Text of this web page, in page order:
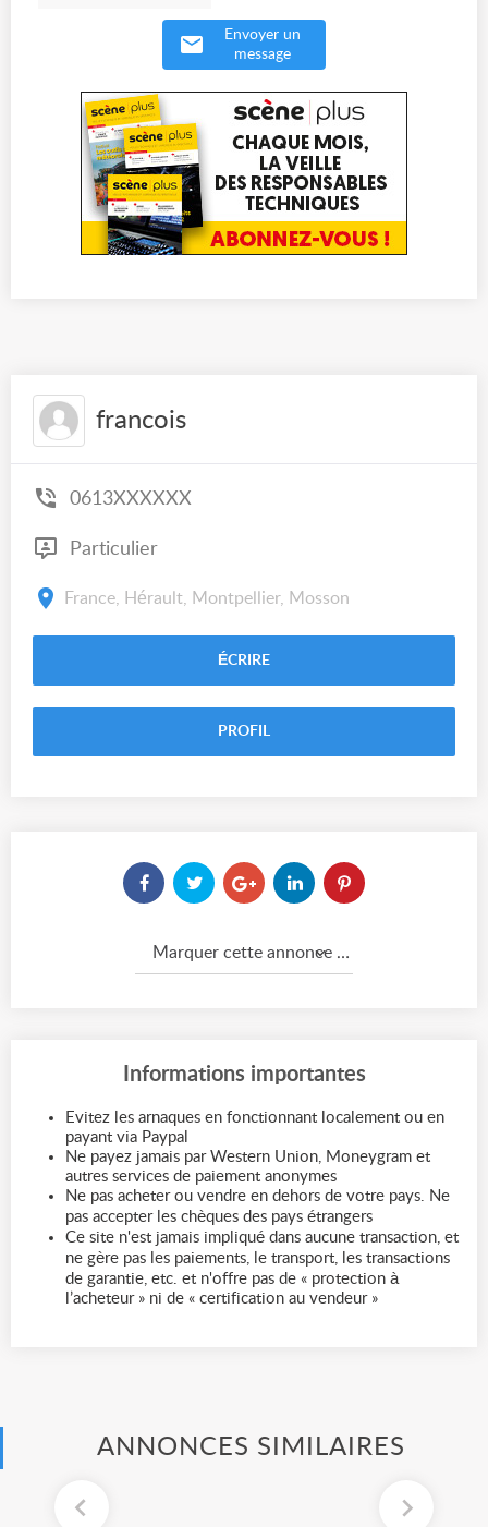
Envoyer un
message
francois
0613XXXXXX
Particulier
France, Hérault, Montpellier, Mosson
ÉCRIRE
PROFIL
Marquer cette annonce comme...
Informations importantes
Evitez les arnaques en fonctionnant localement ou en
payant via Paypal
Ne payez jamais par Western Union, Moneygram et
autres services de paiement anonymes
Ne pas acheter ou vendre en dehors de votre pays. Ne
pas accepter les chèques des pays étrangers
Ce site n'est jamais impliqué dans aucune transaction, et
ne gère pas les paiements, le transport, les transactions
de garantie, etc. et n'offre pas de « protection à
l’acheteur » ni de « certification au vendeur »
ANNONCES SIMILAIRES